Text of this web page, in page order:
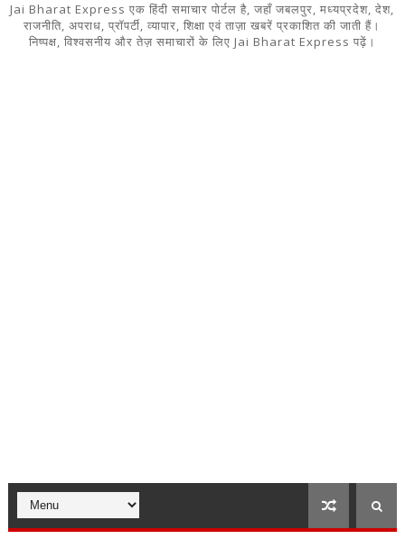
Jai Bharat Express एक हिंदी समाचार पोर्टल है, जहाँ जबलपुर, मध्यप्रदेश, देश,
राजनीति, अपराध, प्रॉपर्टी, व्यापार, शिक्षा एवं ताज़ा खबरें प्रकाशित की जाती हैं।
निष्पक्ष, विश्वसनीय और तेज़ समाचारों के लिए Jai Bharat Express पढ़ें।